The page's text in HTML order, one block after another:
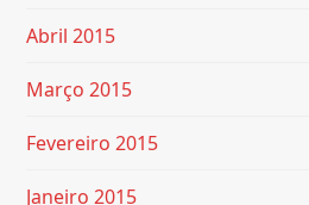
Abril 2015
Março 2015
Fevereiro 2015
Janeiro 2015